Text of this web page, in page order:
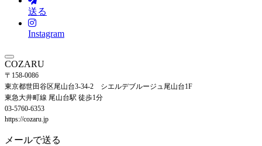
送る
Instagram
COZARU
〒158-0086
東京都世田谷区尾山台3-34-2 シエルデブルージュ尾山台1F
東急大井町線 尾山台駅 徒歩1分
03-5760-6353
https://cozaru.jp
メールで送る